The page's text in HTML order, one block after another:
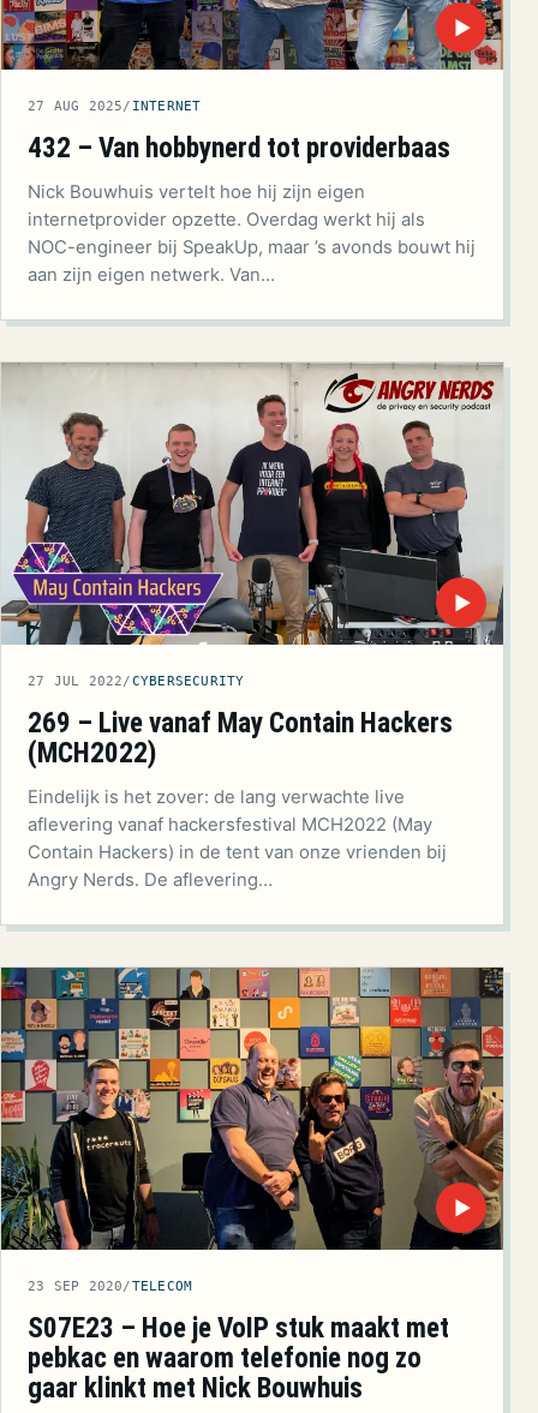
▶
27 AUG 2025/ INTERNET
432 – Van hobbynerd tot providerbaas
Nick Bouwhuis vertelt hoe hij zijn eigen
internetprovider opzette. Overdag werkt hij als
NOC-engineer bij SpeakUp, maar ’s avonds bouwt hij
aan zijn eigen netwerk. Van…
▶
27 JUL 2022/CYBERSECURITY
269 – Live vanaf May Contain Hackers
(MCH2022)
Eindelijk is het zover: de lang verwachte live
aflevering vanaf hackersfestival MCH2022 (May
Contain Hackers) in de tent van onze vrienden bij
Angry Nerds. De aflevering…
▶
23 SEP 2020/TELECOM
S07E23 – Hoe je VoIP stuk maakt met
pebkac en waarom telefonie nog zo
gaar klinkt met Nick Bouwhuis